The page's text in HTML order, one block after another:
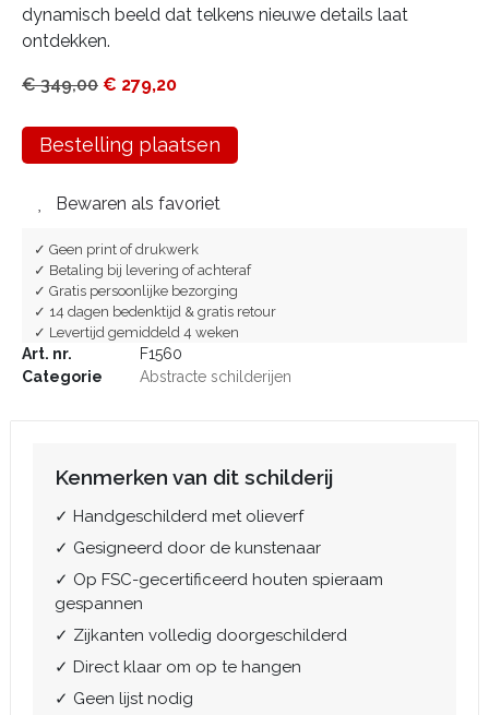
dynamisch beeld dat telkens nieuwe details laat
ontdekken.
€349,00 € 279,20
Bestelling plaatsen
Bewaren als favoriet
✓ Geen print of drukwerk
✓ Betaling bij levering of achteraf
✓ Gratis persoonlijke bezorging
✓ 14 dagen bedenktijd & gratis retour
✓ Levertijd gemiddeld 4 weken
Art. nr.
F1560
Categorie
Abstracte schilderijen
Kenmerken van dit schilderij
✓ Handgeschilderd met olieverf
✓ Gesigneerd door de kunstenaar
✓ Op FSC-gecertificeerd houten spieraam
gespannen
✓ Zijkanten volledig doorgeschilderd
✓ Direct klaar om op te hangen
✓ Geen lijst nodig